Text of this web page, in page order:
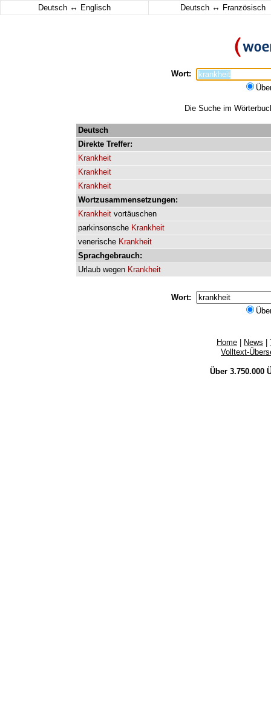
Deutsch ↔ Englisch Deutsch ↔ Französisch
Wort:
Die Suche im
Deutsch
Direkte Treffer:
Krankheit
Krankheit
Krankheit
Wortzusammensetzungen:
Krankheit vortäuschen
parkinsonsche Krankheit
venerische Krankheit
Sprachgebrauch:
Urlaub wegen Krankheit
Wort:
Home News
Volltext-
Über 3.750.000